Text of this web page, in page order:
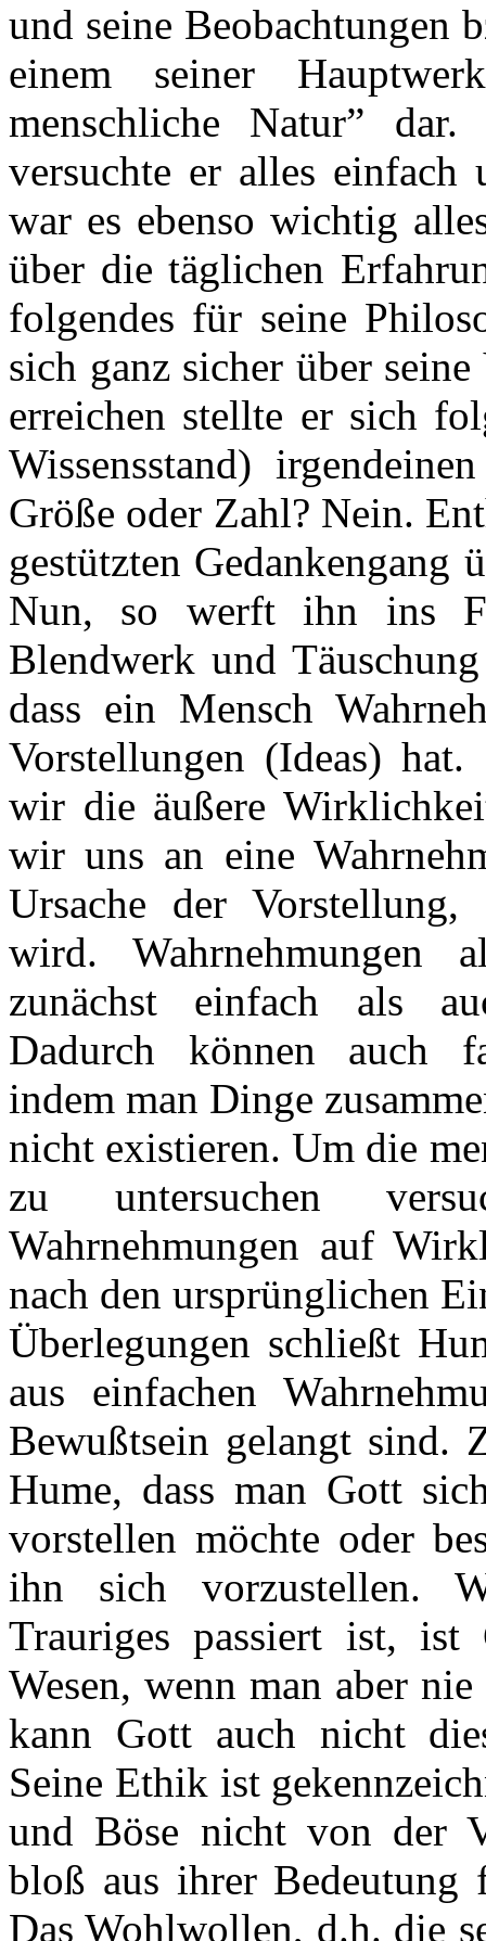
und seine Beobachtungen
einem seiner
menschliche Natur”
versuchte er alles
war es ebenso wichtig
über die täglichen
folgendes für seine
sich ganz sicher über
erreichen stellte er sich
Wissensstand)
Größe oder Zahl? Nein.
gestützten Gedankengang
Nun, so werft ihn ins
Blendwerk und
dass ein Mensch
Vorstellungen (Ideas)
wir die äußere
wir uns an eine
Ursache der
wird. Wahrnehmungen
zunächst einfach als
Dadurch können auch
indem man Dinge
nicht existieren. Um die
zu untersuchen
Wahrnehmungen auf
nach den ursprünglichen
Überlegungen schließt
aus einfachen
Bewußtsein gelangt sind.
Hume, dass man Gott
vorstellen möchte oder
ihn sich vorzustellen.
Trauriges passiert ist,
Wesen, wenn man aber
kann Gott auch nicht
Seine Ethik ist
und Böse nicht von der
bloß aus ihrer Bedeutung
Das Wohlwollen, d.h. die